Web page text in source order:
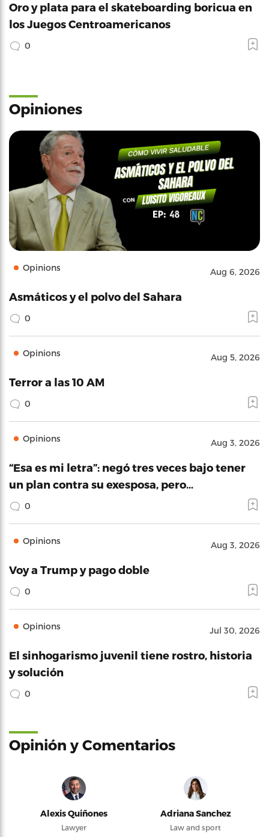
Oro y plata para el skateboarding boricua en
los Juegos Centroamericanos
0
Opiniones
Opinions Aug 6, 2026
Asmáticos y el polvo del Sahara
0
Opinions Aug 5, 2026
Terror a las 10 AM
0
Opinions Aug 3, 2026
“Esa es mi letra”: negó tres veces bajo tener
un plan contra su exesposa, pero…
0
Opinions Aug 3, 2026
Voy a Trump y pago doble
0
Opinions Jul 30, 2026
El sinhogarismo juvenil tiene rostro, historia
y solución
0
Opinión y Comentarios
Alexis Quiñones
Lawyer
Adriana Sanchez
Law and sport